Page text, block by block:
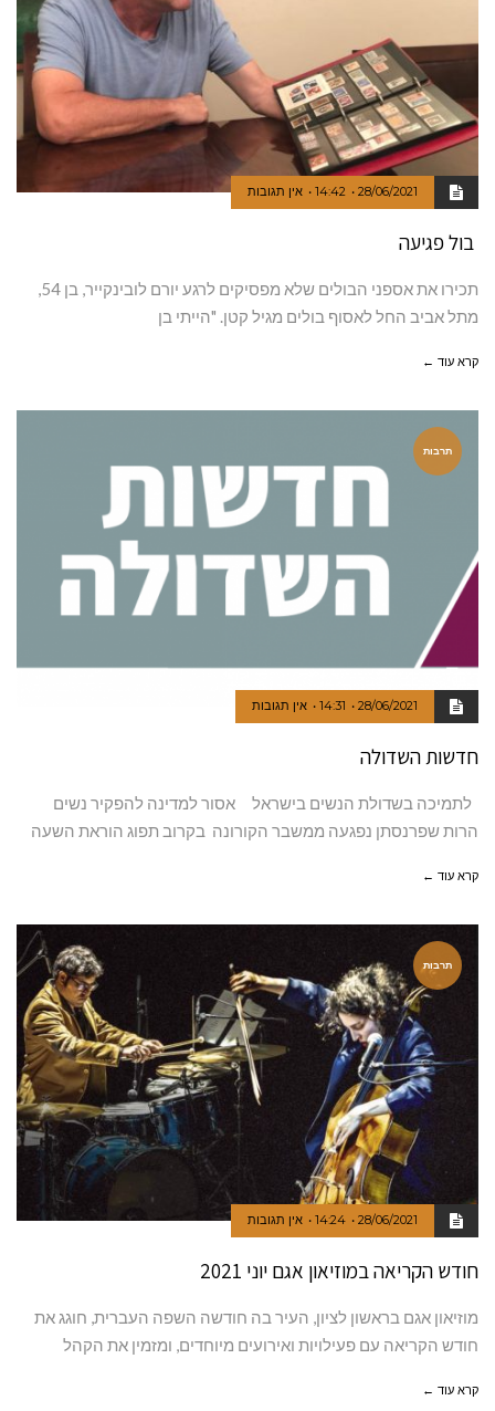
28/06/2021
14:42 אין תגובות
בול פגיעה
תכירו את אספני הבולים שלא מפסיקים לרגע יורם לובינקייר, בן 54,
מתל אביב החל לאסוף בולים מגיל קטן. "הייתי בן
קרא עוד ←
תרבות
28/06/2021
14:31 אין תגובות
חדשות השדולה
לתמיכה בשדולת הנשים בישראל אסור למדינה להפקיר נשים
הרות שפרנסתן נפגעה ממשבר הקורונה בקרוב תפוג הוראת השעה
קרא עוד ←
תרבות
28/06/2021
14:24 אין תגובות
חודש הקריאה במוזיאון אגם יוני 2021
מוזיאון אגם בראשון לציון, העיר בה חודשה השפה העברית, חוגג את
חודש הקריאה עם פעילויות ואירועים מיוחדים, ומזמין את הקהל
קרא עוד ←